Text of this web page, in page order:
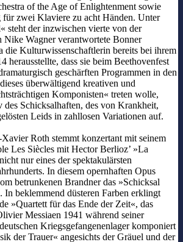
of the Age of Enlightenment sowie
für zwei Klaviere zu acht Händen. Unter
steht der inzwischen vierte von der
Nike Wagner verantwortete Bonner
die Kulturwissenschaftlerin bereits bei ihrem
herausstellte, dass sie beim Beethovenfest
geschärften Programmen in den
überwältigend kreativen und
Komponisten« treten wolle,
des Schicksalhaften, des von Krankheit,
Leids in zahllosen Variationen auf.
Roth stemmt konzertant mit seinem
Les Siècles mit Hector Berlioz’ »La
nur eines der spektakulärsten
In diesem opernhaften Opus
betrunkenen Brandner das »Schicksal
In beklemmend düsteren Farben erklingt
»Quartett für das Ende der Zeit«, das
Messiaen 1941 während seiner
Kriegsgefangenenlager komponiert
der Trauer« angesichts der Gräuel und der